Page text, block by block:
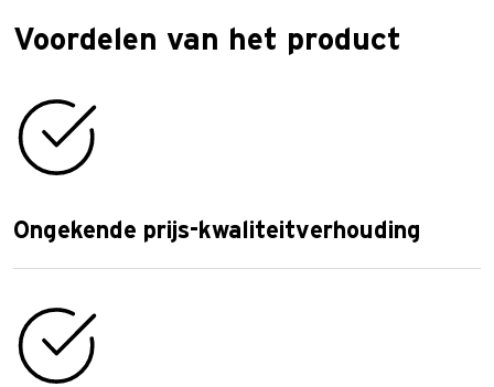
Voordelen van het product
Ongekende prijs-kwaliteitverhouding